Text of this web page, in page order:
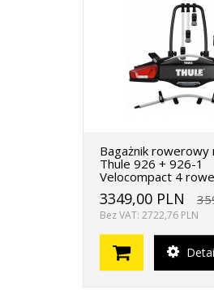
Bagażnik rowerowy
Thule 926 + 926-1
Velocompact 4
3349,00 PLN
Bez VAT: 2722,76 PLN